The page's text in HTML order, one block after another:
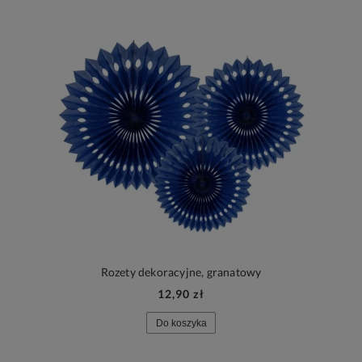
Rozety dekoracyjne, granatowy
12,90 zł
Do koszyka